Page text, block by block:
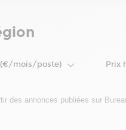
(€/mois/poste) Prix
des annonces publiées sur